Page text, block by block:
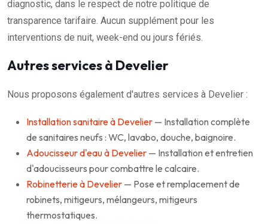
diagnostic, dans le respect de notre politique de
transparence tarifaire. Aucun supplément pour les
interventions de nuit, week-end ou jours fériés.
Autres services à Develier
Nous proposons également d'autres services à Develier :
Installation sanitaire à Develier — Installation complète
de sanitaires neufs : WC, lavabo, douche, baignoire.
Adoucisseur d'eau à Develier — Installation et entretien
d'adoucisseurs pour combattre le calcaire.
Robinetterie à Develier — Pose et remplacement de
robinets, mitigeurs, mélangeurs, mitigeurs
thermostatiques.